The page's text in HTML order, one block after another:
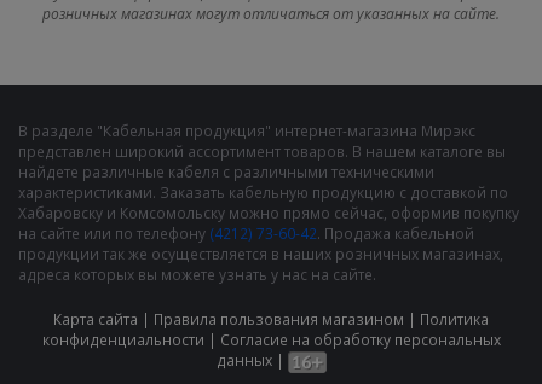
розничных магазинах могут отличаться от указанных на сайте.
В разделе "Кабельная продукция" интернет-магазина Мирэкс
представлен широкий ассортимент товаров. В нашем каталоге вы
найдете различные кабеля с различными техническими
характеристиками. Заказать кабельную продукцию с доставкой по
Хабаровску и Комсомольску можно прямо сейчас, оформив покупку
на сайте или по телефону (4212) 73-60-42. Продажа кабельной
продукции так же осуществляется в наших розничных магазинах,
адреса которых вы можете узнать у нас на сайте.
Карта сайта | Правила пользования магазином | Политика
конфиденциальности | Cогласие на обработку персональных
данных|